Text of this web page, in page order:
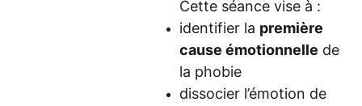
Cette séance vise à :
identifier la première
cause émotionnelle de
la phobie
dissocier l’émotion de